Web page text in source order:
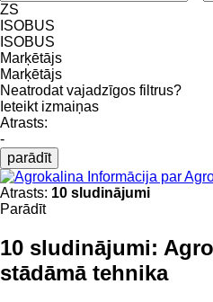
ZS
ISOBUS
ISOBUS
Marķētājs
Marķētājs
Neatrodat vajadzīgos filtrus?
Ieteikt izmaiņas
Atrasts:
-
parādīt
Informācija par
Atrasts: 10 sludinājumi
Parādīt
10 sludinājumi:
stādāmā tehnika